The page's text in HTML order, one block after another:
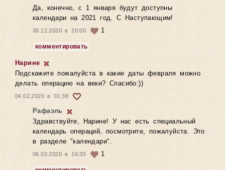
Да, конечно, с 1 января будут доступны
календари на 2021 год. С Наступающим!
30.12.2020 в 20:00 1
комментировать
Нарине
Подскажите пожалуйста в какие даты февраля можно
делать операцию на веки? Спасибо:))
04.02.2020 в 01:38
Рафаэль
Здравствуйте, Нарине! У нас есть специальный
календарь операций, посмотрите, пожалуйста. Это
в разделе "календари".
06.02.2020 в 16:35 1